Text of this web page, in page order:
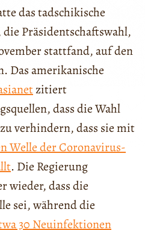
das tadschikische
die Präsidentschaftswahl,
stattfand, auf den
Das amerikanische
zitiert
dass die Wahl
verhindern, dass sie mit
Welle der Coronavirus-
. Die Regierung
wieder, dass die
sei, während die
30 Neuinfektionen